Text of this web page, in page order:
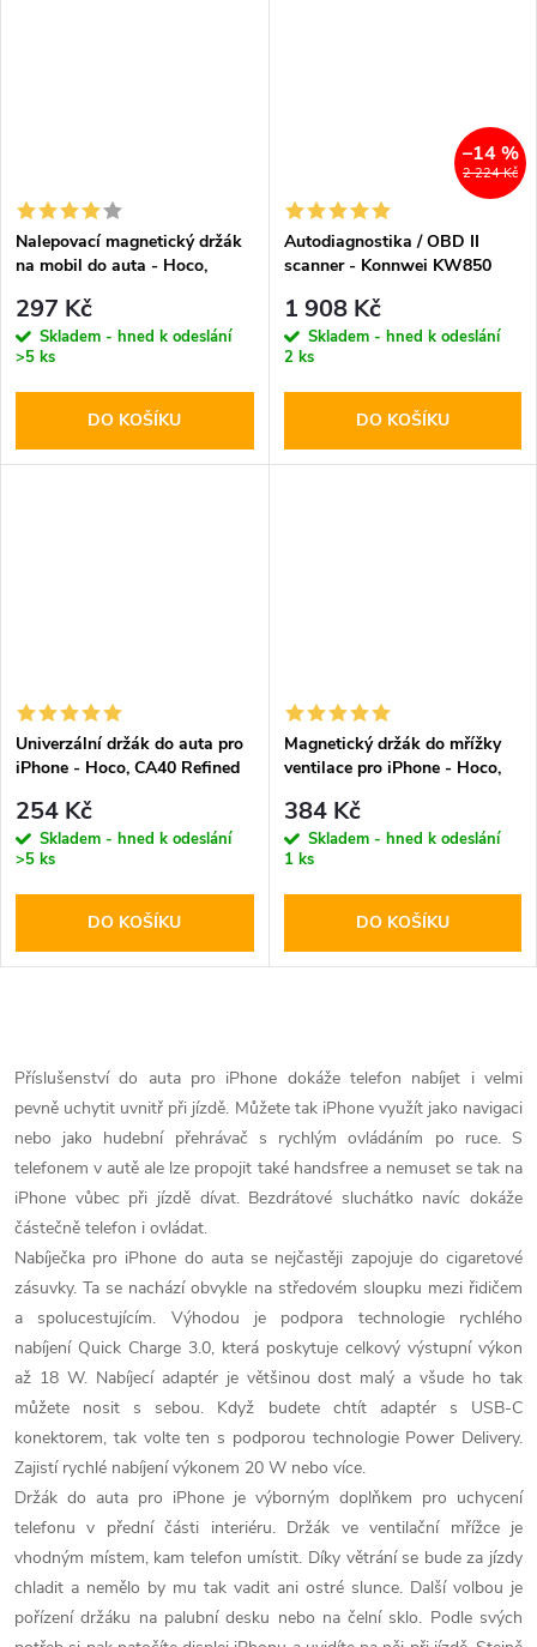
Nalepovací magnetický držák
na mobil do auta - Hoco,
297 Kč
Skladem - hned k odeslání
>5 ks
DO KOŠÍKU
2 224 Kč
–14 %
Autodiagnostika / OBD II
scanner - Konnwei KW850
1 908 Kč
Skladem - hned k odeslání
2 ks
DO KOŠÍKU
Univerzální držák do auta pro
iPhone - Hoco, CA40 Refined
254 Kč
Skladem - hned k odeslání
>5 ks
DO KOŠÍKU
Magnetický držák do mřížky
ventilace pro iPhone - Hoco,
384 Kč
Skladem - hned k odeslání
1 ks
DO KOŠÍKU
v
l
á
d
a
c
í
p
r
v
k
y
Příslušenství do auta pro iPhone dokáže telefon nabíjet i velmi
pevně uchytit uvnitř při jízdě. Můžete tak iPhone využít jako navigaci
nebo jako hudební přehrávač s rychlým ovládáním po ruce. S
telefonem v autě ale lze propojit také handsfree a nemuset se tak na
iPhone vůbec při jízdě dívat. Bezdrátové sluchátko navíc dokáže
částečně telefon i ovládat.
Nabíječka pro iPhone do auta se nejčastěji zapojuje do cigaretové
zásuvky. Ta se nachází obvykle na středovém sloupku mezi řidičem
a spolucestujícím. Výhodou je podpora technologie rychlého
nabíjení Quick Charge 3.0, která poskytuje celkový výstupní výkon
až 18 W. Nabíjecí adaptér je většinou dost malý a všude ho tak
můžete nosit s sebou. Když budete chtít adaptér s USB-C
konektorem, tak volte ten s podporou technologie Power Delivery.
Zajistí rychlé nabíjení výkonem 20 W nebo více.
Držák do auta pro iPhone je výborným doplňkem pro uchycení
telefonu v přední části interiéru. Držák ve ventilační mřížce je
vhodným místem, kam telefon umístit. Díky větrání se bude za jízdy
chladit a nemělo by mu tak vadit ani ostré slunce. Další volbou je
pořízení držáku na palubní desku nebo na čelní sklo. Podle svých